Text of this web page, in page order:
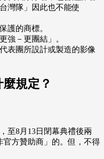
灣隊」因此也不能使
護的商標。
強－更團結」。
表團所設計或製造的影像
規定？
至8月13日閉幕典禮後兩
官方贊助商」的。但，不得